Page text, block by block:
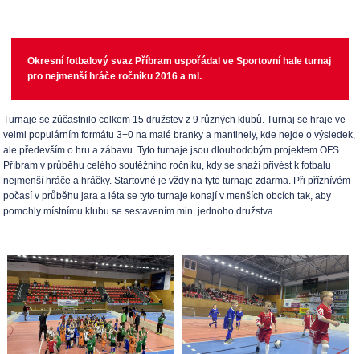
Okresní fotbalový svaz Příbram uspořádal ve Sportovní hale turnaj
pro nejmenší hráče ročníku 2016 a ml.
Turnaje se zúčastnilo celkem 15 družstev z 9 různých klubů. Turnaj se hraje ve
velmi populárním formátu 3+0 na malé branky a mantinely, kde nejde o výsledek,
ale především o hru a zábavu. Tyto turnaje jsou dlouhodobým projektem OFS
Příbram v průběhu celého soutěžního ročníku, kdy se snaží přivést k fotbalu
nejmenší hráče a hráčky. Startovné je vždy na tyto turnaje zdarma. Při příznívém
počasí v průběhu jara a léta se tyto turnaje konají v menších obcích tak, aby
pomohly místnímu klubu se sestavením min. jednoho družstva.